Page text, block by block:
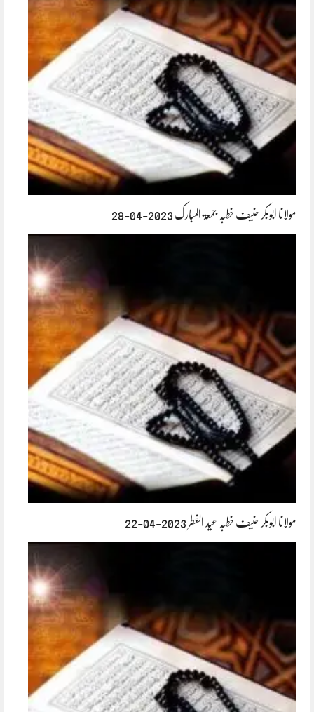
مولانا ابوبکر حنیف خطبہ جمعۃ المبارک 2023-04-28
مولانا ابوبکر حنیف خطبہ عید الفطر 2023-04-22